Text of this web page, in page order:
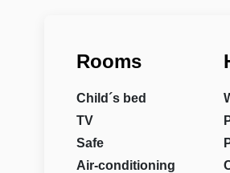
Rooms
Child´s bed
TV
Safe
Air-conditioning